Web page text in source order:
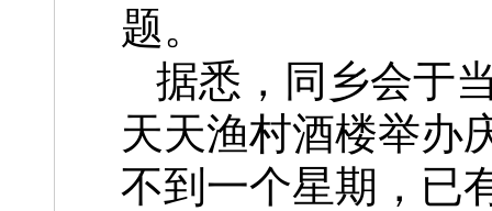
题。
据悉，同乡会于
天天渔村酒楼举办
不到一个星期，已